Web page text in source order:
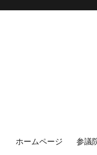
ホームページ 参議